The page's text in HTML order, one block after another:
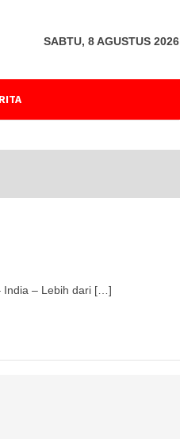
SABTU, 8 AGUSTUS 2026
India – Lebih dari […]